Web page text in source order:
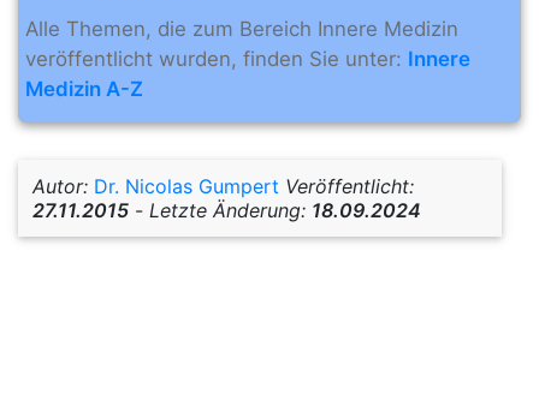
Alle Themen, die zum Bereich Innere Medizin
veröffentlicht wurden, finden Sie unter: Innere
Medizin A-Z
Autor: Dr. Nicolas Gumpert Veröffentlicht:
27.11.2015 - Letzte Änderung: 18.09.2024